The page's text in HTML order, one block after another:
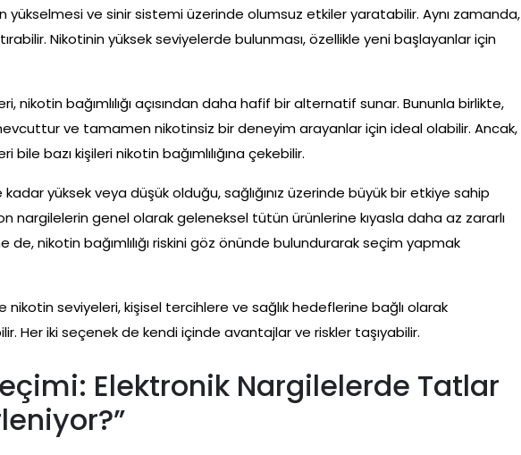
yükselmesi ve sinir sistemi üzerinde olumsuz etkiler yaratabilir. Aynı zamanda,
Nikotinin yüksek seviyelerde bulunması, özellikle yeni başlayanlar için
nikotin bağımlılığı açısından daha hafif bir alternatif sunar. Bununla birlikte,
ve tamamen nikotinsiz bir deneyim arayanlar için ideal olabilir. Ancak,
bile bazı kişileri nikotin bağımlılığına çekebilir.
yüksek veya düşük olduğu, sağlığınız üzerinde büyük bir etkiye sahip
nargilelerin genel olarak geleneksel tütün ürünlerine kıyasla daha az zararlı
de, nikotin bağımlılığı riskini göz önünde bulundurarak seçim yapmak
nikotin seviyeleri, kişisel tercihlere ve sağlık hedeflerine bağlı olarak
Her iki seçenek de kendi içinde avantajlar ve riskler taşıyabilir.
Elektronik Nargilelerde Tatlar